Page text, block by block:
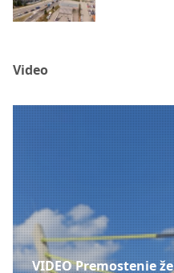
Video
VIDEO Premostenie